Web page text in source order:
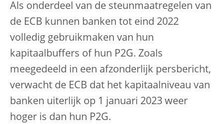
Als onderdeel van de steunmaatregelen van
de ECB kunnen banken tot eind 2022
volledig gebruikmaken van hun
kapitaalbuffers of hun P2G. Zoals
meegedeeld in een afzonderlijk persbericht,
verwacht de ECB dat het kapitaalniveau van
banken uiterlijk op 1 januari 2023 weer
hoger is dan hun P2G.